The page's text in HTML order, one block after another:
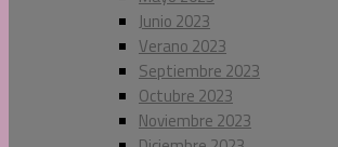
Junio 2023
Verano 2023
Septiembre 2023
Octubre 2023
Noviembre 2023